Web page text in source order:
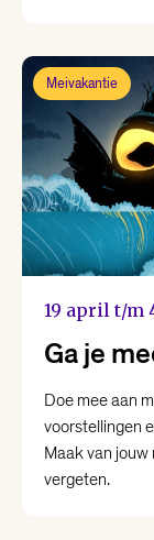
Meivakantie
19 april t/m
Ga je
Doe mee aan
voorstellingen
Maak van
vergeten.